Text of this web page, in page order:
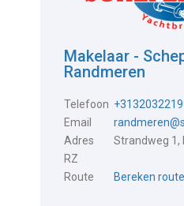
Makelaar -
Randmeren
Telefoon
Email
Adres
Strandweg 1,
RZ
Route
Bereken route